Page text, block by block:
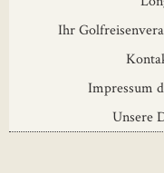
Ihr
Impressum
Unsere